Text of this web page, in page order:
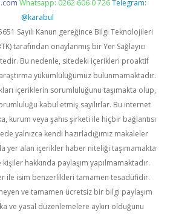
Whatsapp: 0262 606 0 726 Telegram:
@karabul
Sayılı Kanun gereğince Bilgi Teknolojileri
tarafından onaylanmış bir Yer Sağlayıcı
Bu nedenle, sitedeki içerikleri proaktif
yükümlülüğümüz bulunmamaktadır.
içeriklerin sorumluluğunu taşımakta olup,
kabul etmiş sayılırlar. Bu internet
kurum veya şahıs şirketi ile hiçbir bağlantısı
yalnızca kendi hazırladığımız makaleler
yer alan içerikler haber niteliği taşımamakta
hakkında paylaşım yapılmamaktadır.
ile isim benzerlikleri tamamen tesadüfidir.
ve tamamen ücretsiz bir bilgi paylaşım
ve yasal düzenlemelere aykırı olduğunu